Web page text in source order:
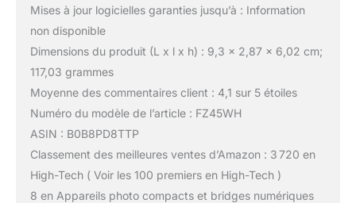
Mises à jour logicielles garanties jusqu’à : Information
non disponible
Dimensions du produit (L x l x h) : 9,3 x 2,87 x 6,02 cm;
117,03 grammes
Moyenne des commentaires client : 4,1 sur 5 étoiles
Numéro du modèle de l’article : FZ45WH
ASIN : B0B8PD8TTP
Classement des meilleures ventes d’Amazon : 3 720 en
High-Tech ( Voir les 100 premiers en High-Tech )
8 en Appareils photo compacts et bridges numériques